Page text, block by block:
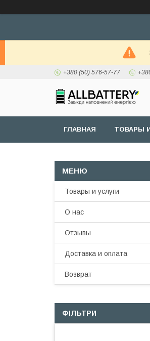
+380 (50) 576-57-77
ГЛАВНАЯ ТОВАРЫ
Товары и услуги
О нас
Отзывы
Доставка и оплата
Возврат
ФІЛЬТРИ